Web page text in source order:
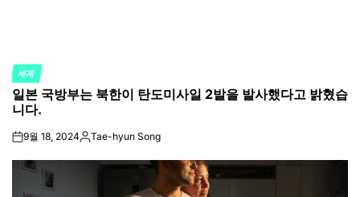
POSTED
IN
세계
일본 국방부는 북한이 탄도미사일 2발을 발사했다고 밝혔습
니다.
on9월 18, 2024Posted
Tae-hyun Song